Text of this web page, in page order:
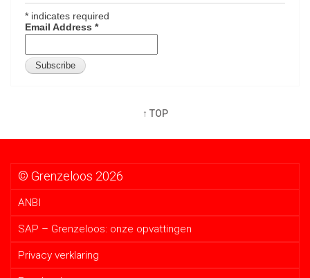
* indicates required
Email Address *
↑ TOP
© Grenzeloos 2026
ANBI
SAP – Grenzeloos: onze opvattingen
Privacy verklaring